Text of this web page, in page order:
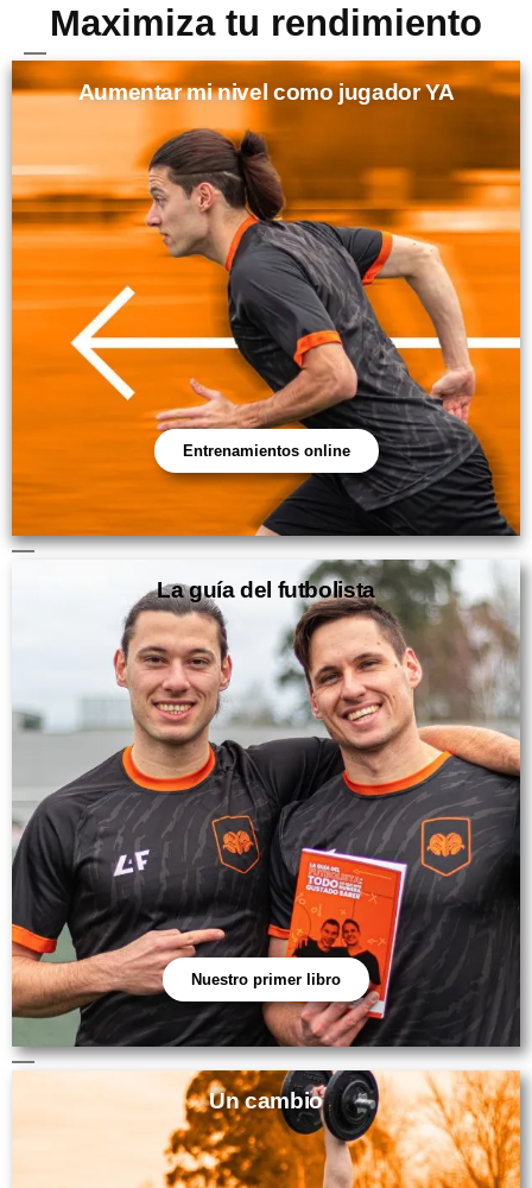
Maximiza tu rendimiento
Aumentar mi nivel como jugador YA
Entrenamientos online
La guía del futbolista
Nuestro primer libro
Un cambio